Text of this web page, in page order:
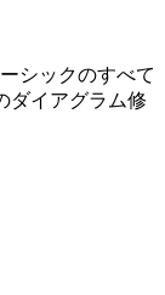
シックのすべて
ダイアグラム修